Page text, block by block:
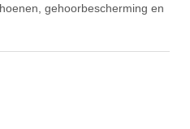
gehoorbescherming en